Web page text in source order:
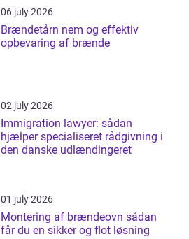
06 july 2026
Brændetårn nem og effektiv
opbevaring af brænde
02 july 2026
Immigration lawyer: sådan
hjælper specialiseret rådgivning i
den danske udlændingeret
01 july 2026
Montering af brændeovn sådan
får du en sikker og flot løsning